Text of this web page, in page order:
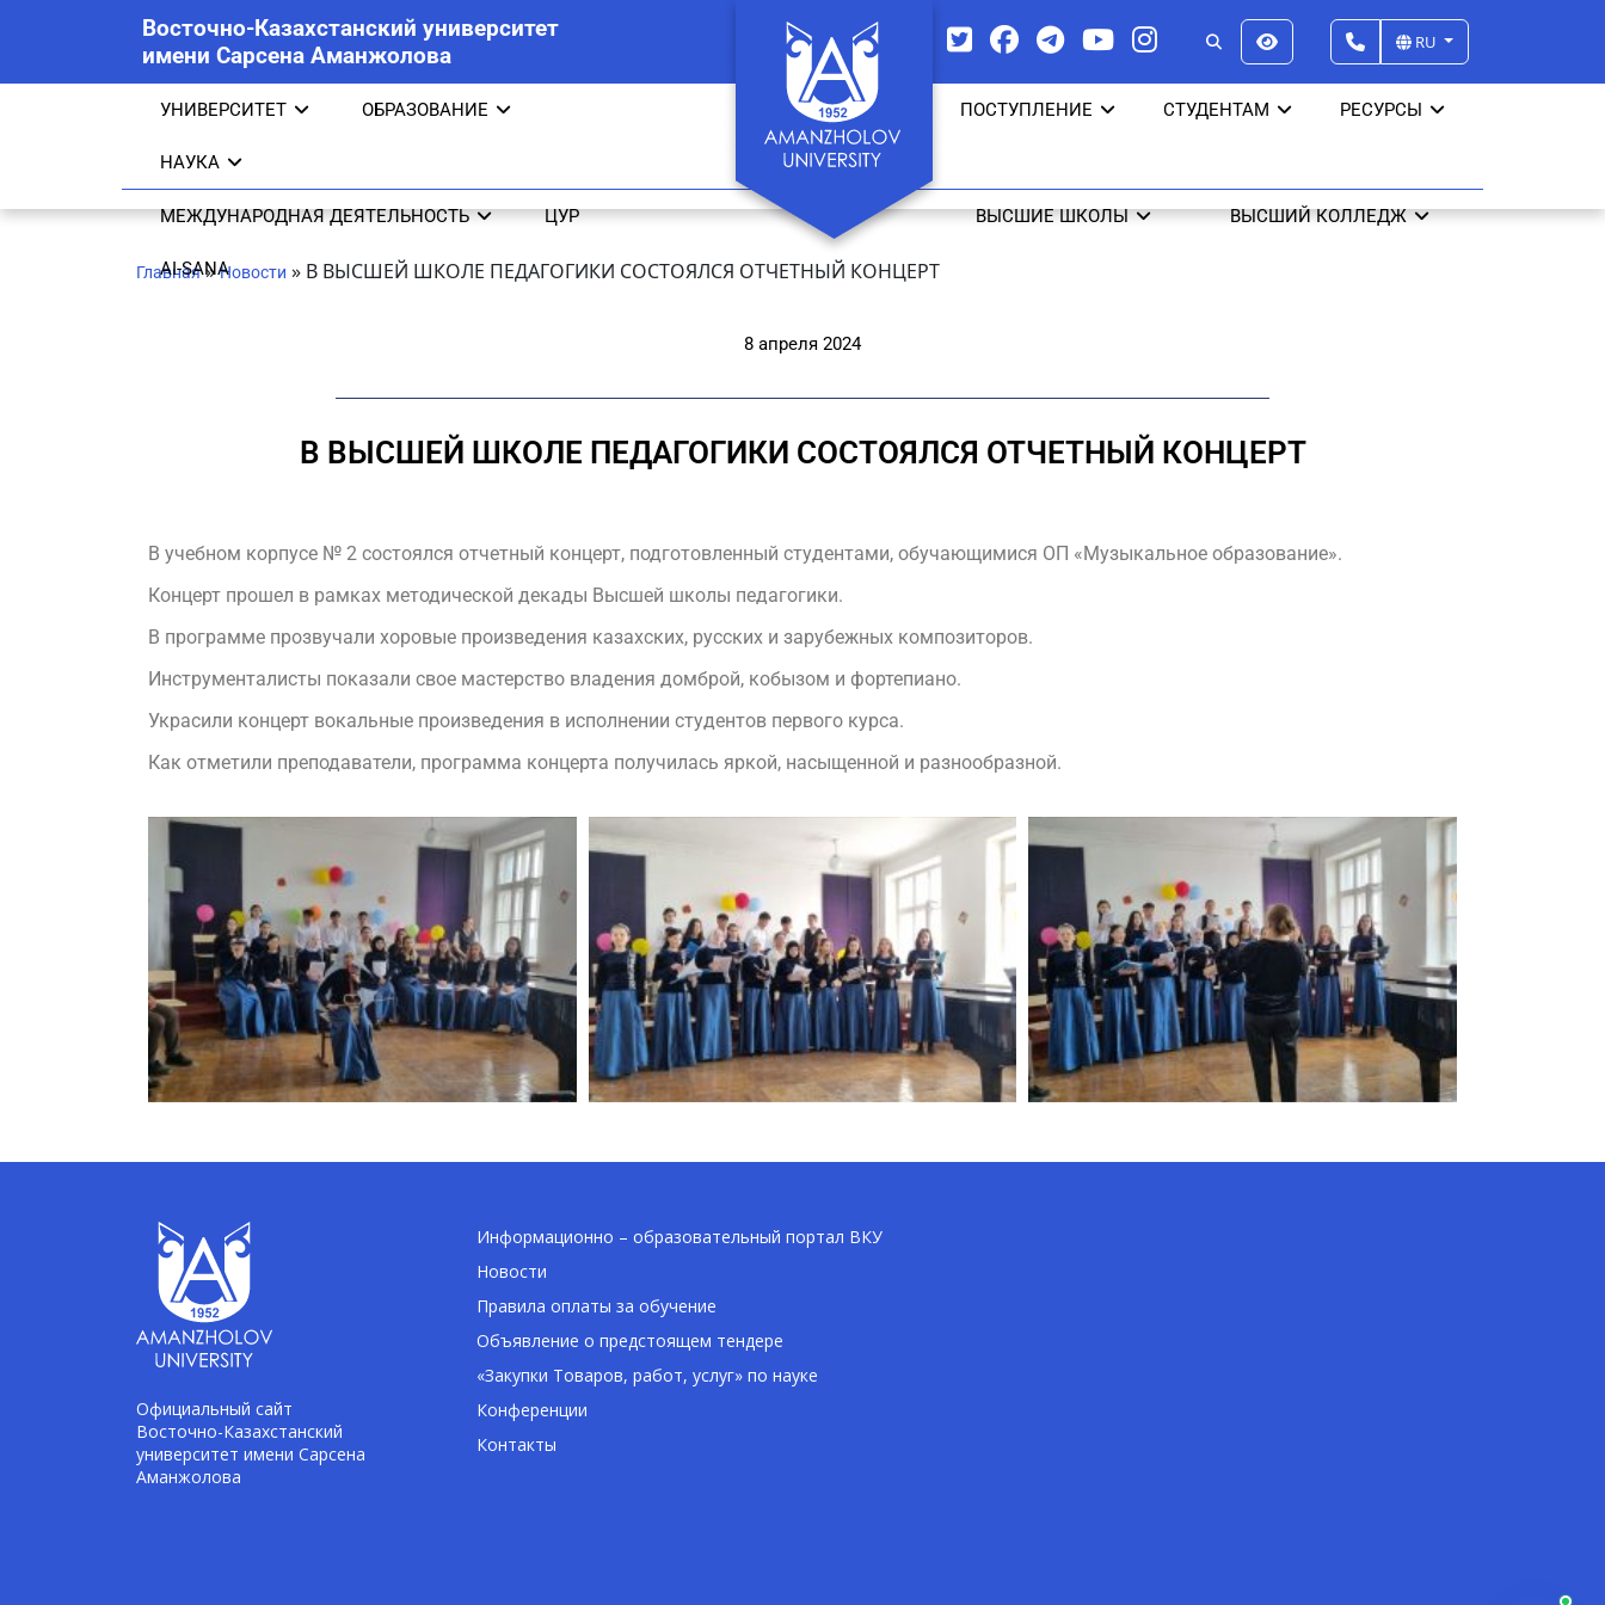
Восточно-Казахстанский университет
имени Сарсена Аманжолова
RU
УНИВЕРСИТЕТ ОБРАЗОВАНИЕ
НАУКА
ПОСТУПЛЕНИЕ СТУДЕНТАМ РЕСУРСЫ
МЕЖДУНАРОДНАЯ ДЕЯТЕЛЬНОСТЬ ЦУР
AI-SANA
ВЫСШИЕ ШКОЛЫ ВЫСШИЙ КОЛЛЕДЖ
Главная»Новости » В ВЫСШЕЙ ШКОЛЕ ПЕДАГОГИКИ СОСТОЯЛСЯ ОТЧЕТНЫЙ КОНЦЕРТ
8 апреля 2024
В ВЫСШЕЙ ШКОЛЕ ПЕДАГОГИКИ СОСТОЯЛСЯ ОТЧЕТНЫЙ КОНЦЕРТ
В учебном корпусе № 2 состоялся отчетный концерт, подготовленный студентами, обучающимися ОП «Музыкальное образование».
Концерт прошел в рамках методической декады Высшей школы педагогики.
В программе прозвучали хоровые произведения казахских, русских и зарубежных композиторов.
Инструменталисты показали свое мастерство владения домброй, кобызом и фортепиано.
Украсили концерт вокальные произведения в исполнении студентов первого курса.
Как отметили преподаватели, программа концерта получилась яркой, насыщенной и разнообразной.
Официальный сайт
Восточно-Казахстанский
университет имени Сарсена
Аманжолова
Информационно – образовательный портал ВКУ
Новости
Правила оплаты за обучение
Объявление о предстоящем тендере
«Закупки Товаров, работ, услуг» по науке
Конференции
Контакты
AI-Talapker